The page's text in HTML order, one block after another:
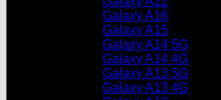
Galaxy A16
Galaxy A15
Galaxy A14 5G
Galaxy A14 4G
Galaxy A13 5G
Galaxy A13 4G